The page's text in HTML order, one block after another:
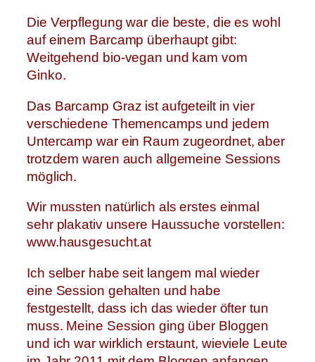
Die Verpflegung war die beste, die es wohl
auf einem Barcamp überhaupt gibt:
Weitgehend bio-vegan und kam vom
Ginko.
Das Barcamp Graz ist aufgeteilt in vier
verschiedene Themencamps und jedem
Untercamp war ein Raum zugeordnet, aber
trotzdem waren auch allgemeine Sessions
möglich.
Wir mussten natürlich als erstes einmal
sehr plakativ unsere Haussuche vorstellen:
www.hausgesucht.at
Ich selber habe seit langem mal wieder
eine Session gehalten und habe
festgestellt, dass ich das wieder öfter tun
muss. Meine Session ging über Bloggen
und ich war wirklich erstaunt, wieviele Leute